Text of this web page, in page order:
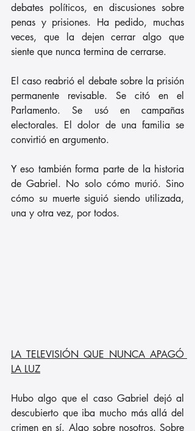
debates políticos, en discusiones sobre
penas y prisiones. Ha pedido, muchas
veces, que la dejen cerrar algo que
siente que nunca termina de cerrarse.
El caso reabrió el debate sobre la prisión
permanente revisable. Se citó en el
Parlamento. Se usó en campañas
electorales. El dolor de una familia se
convirtió en argumento.
Y eso también forma parte de la historia
de Gabriel. No solo cómo murió. Sino
cómo su muerte siguió siendo utilizada,
una y otra vez, por todos.
LA TELEVISIÓN QUE NUNCA APAGÓ
LA LUZ
Hubo algo que el caso Gabriel dejó al
descubierto que iba mucho más allá del
crimen en sí. Algo sobre nosotros. Sobre